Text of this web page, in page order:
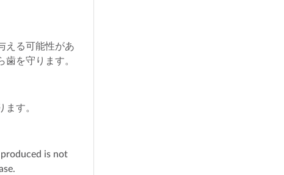
える可能性があ
を守ります。
す。
is not